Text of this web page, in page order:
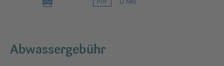
PDF (2 MB)
Abwassergebühr